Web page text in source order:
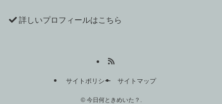
詳しいプロフィールはこちら
サイトポリシー サイトマップ
©今日何ときめいた？.